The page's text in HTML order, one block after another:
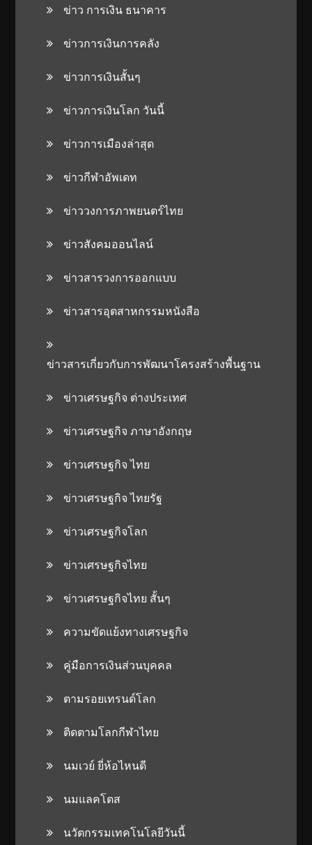
ข่าว การเงิน ธนาคาร
ข่าวการเงินการคลัง
ข่าวการเงินสั้นๆ
ข่าวการเงินโลก วันนี้
ข่าวการเมืองล่าสุด
ข่าวกีฬาอัพเดท
ข่าววงการภาพยนตร์ไทย
ข่าวสังคมออนไลน์
ข่าวสารวงการออกแบบ
ข่าวสารอุตสาหกรรมหนังสือ
ข่าวสารเกี่ยวกับการพัฒนาโครงสร้างพื้นฐาน
ข่าวเศรษฐกิจ ต่างประเทศ
ข่าวเศรษฐกิจ ภาษาอังกฤษ
ข่าวเศรษฐกิจ ไทย
ข่าวเศรษฐกิจ ไทยรัฐ
ข่าวเศรษฐกิจโลก
ข่าวเศรษฐกิจไทย
ข่าวเศรษฐกิจไทย สั้นๆ
ความขัดแย้งทางเศรษฐกิจ
คู่มือการเงินส่วนบุคคล
ตามรอยเทรนด์โลก
ติดตามโลกกีฬาไทย
นมเวย์ ยี่ห้อไหนดี
นมแลคโตส
นวัตกรรมเทคโนโลยีวันนี้